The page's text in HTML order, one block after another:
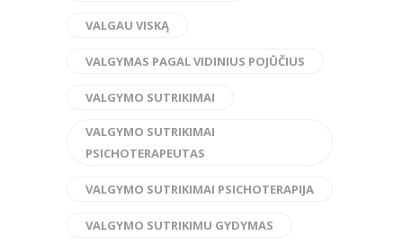
VALGAU VISKĄ
VALGYMAS PAGAL VIDINIUS POJŪČIUS
VALGYMO SUTRIKIMAI
VALGYMO SUTRIKIMAI
PSICHOTERAPEUTAS
VALGYMO SUTRIKIMAI PSICHOTERAPIJA
VALGYMO SUTRIKIMU GYDYMAS